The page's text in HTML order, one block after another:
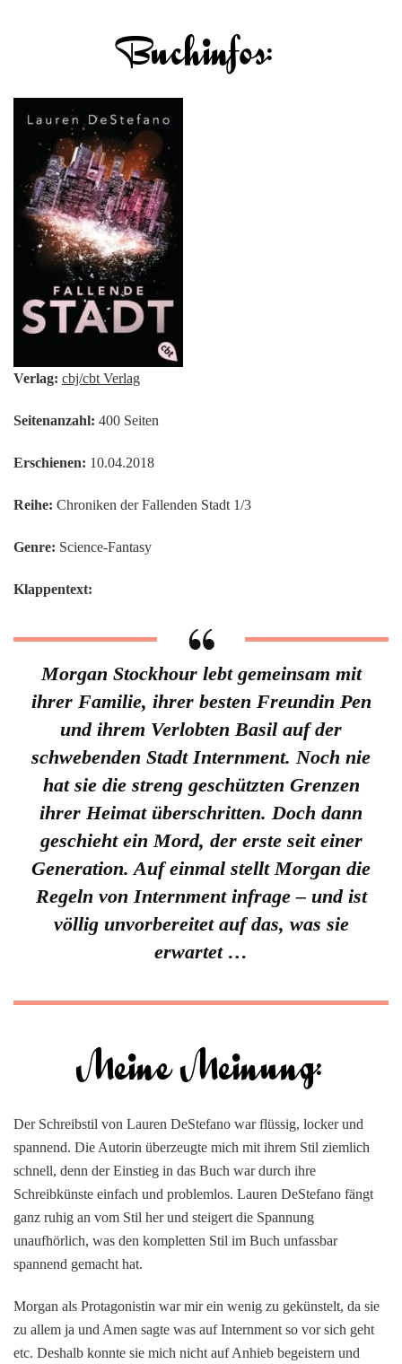
Verlag: cbj/cbt Verlag
Seitenanzahl: 400 Seiten
Erschienen: 10.04.2018
Reihe: Chroniken der Fallenden Stadt 1/3
Genre: Science-Fantasy
Klappentext:
Morgan Stockhour lebt gemeinsam mit
ihrer Familie, ihrer besten Freundin Pen
und ihrem Verlobten Basil auf der
schwebenden Stadt Internment. Noch nie
hat sie die streng geschützten Grenzen
ihrer Heimat überschritten. Doch dann
geschieht ein Mord, der erste seit einer
Generation. Auf einmal stellt Morgan die
Regeln von Internment infrage – und ist
völlig unvorbereitet auf das, was sie
erwartet …
Der Schreibstil von Lauren DeStefano war flüssig, locker und
spannend. Die Autorin überzeugte mich mit ihrem Stil ziemlich
schnell, denn der Einstieg in das Buch war durch ihre
Schreibkünste einfach und problemlos. Lauren DeStefano fängt
ganz ruhig an vom Stil her und steigert die Spannung
unaufhörlich, was den kompletten Stil im Buch unfassbar
spannend gemacht hat.
Morgan als Protagonistin war mir ein wenig zu gekünstelt, da sie
zu allem ja und Amen sagte was auf Internment so vor sich geht
etc. Deshalb konnte sie mich nicht auf Anhieb begeistern und